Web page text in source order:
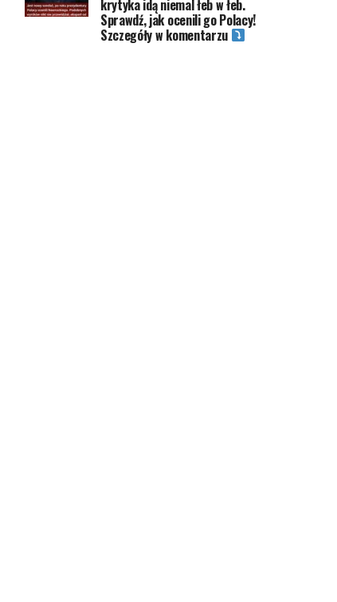
krytyka idą niemal łeb w łeb.
Sprawdź, jak ocenili go Polacy!
Szczegóły w komentarzu